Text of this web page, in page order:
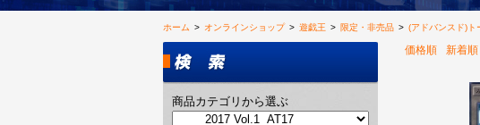
ホーム > オンラインショップ > 遊戯王 > 限定・非売品 > (アドバンスド)ト
価格順 新着順
商品カテゴリから選ぶ